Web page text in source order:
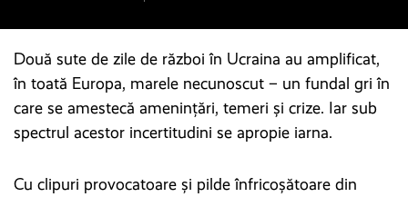
Două sute de zile de război în Ucraina au amplificat,
în toată Europa, marele necunoscut – un fundal gri în
care se amestecă amenințări, temeri și crize. Iar sub
spectrul acestor incertitudini se apropie iarna.
Cu clipuri provocatoare și pilde înfricoșătoare din